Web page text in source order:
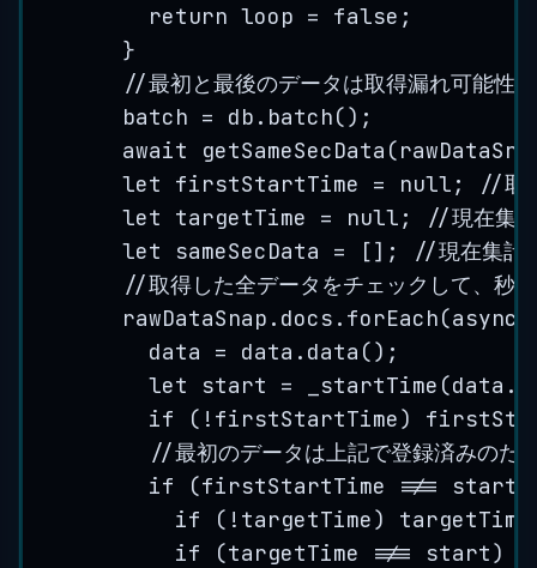
return loop = false ;
}
//最初と最後のデータは取得漏れ可能性
batch = db . batch() ;
await getSameSecData (
let
firstStartTime = null ;
//取
let
targetTime = null ;
//現在集
let
sameSecData = [] ;
//現在集計
//取得した全データをチェックして、秒
rawDataSnap . docs . forEach(async
data
= data . data () ;
let
start = _startTime (data .
if
( ! firstStartTime)
//最初のデータは上記で登録済みのた
if
(firstStartTime !== start
if
( ! targetTime)
targetTime
if
(targetTime !== start)